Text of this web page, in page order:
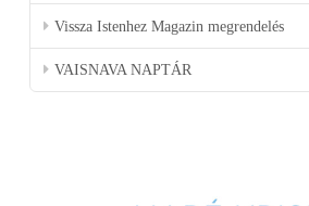
Vissza Istenhez Magazin megrendelés
VAISNAVA NAPTÁR